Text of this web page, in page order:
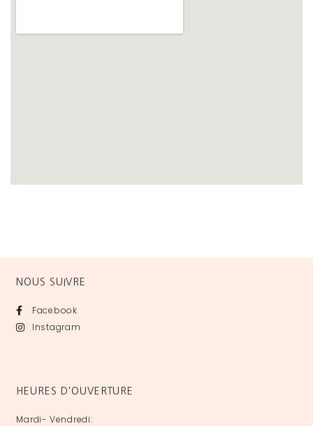
NOUS SUIVRE
Facebook
Instagram
HEURES D'OUVERTURE
Mardi- Vendredi: